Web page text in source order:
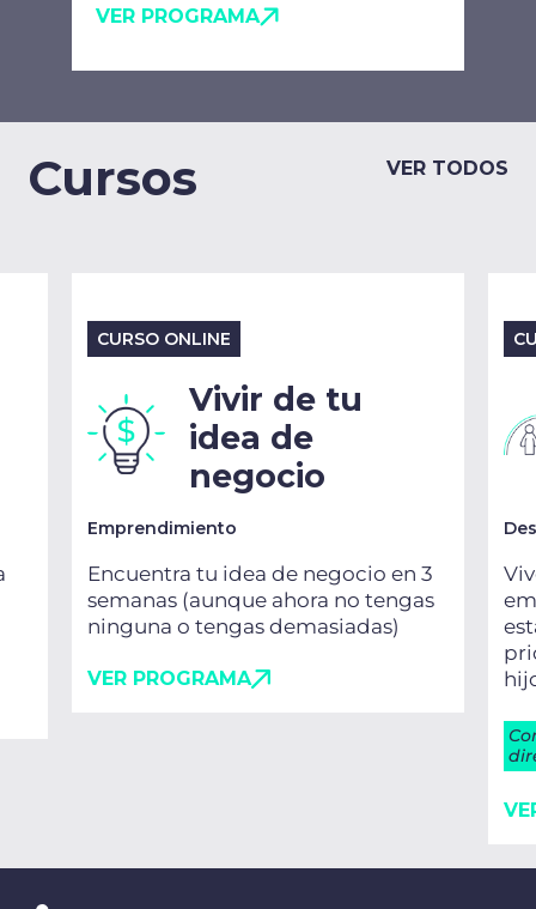
VER PROGRAMA
Cursos VER TODOS
CURSO ONLINE
Vivir de tu
idea de
negocio
Emprendimiento
Encuentra tu idea de negocio en 3
semanas (aunque ahora no tengas
ninguna o tengas demasiadas)
VER PROGRAMA